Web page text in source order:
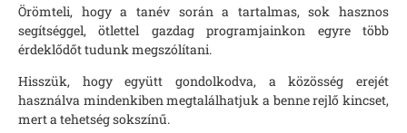
Örömteli, hogy a tanév során a tartalmas, sok hasznos
segítséggel, ötlettel gazdag programjainkon egyre több
érdeklődőt tudunk megszólítani.
Hisszük, hogy együtt gondolkodva, a közösség erejét
használva mindenkiben megtalálhatjuk a benne rejlő kincset,
mert a tehetség sokszínű.